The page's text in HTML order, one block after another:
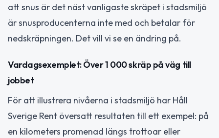
att snus är det näst vanligaste skräpet i stadsmiljö
är snusproducenterna inte med och betalar för
nedskräpningen. Det vill vi se en ändring på.
Vardagsexemplet: Över 1 000 skräp på väg till
jobbet
För att illustrera nivåerna i stadsmiljö har Håll
Sverige Rent översatt resultaten till ett exempel: på
en kilometers promenad längs trottoar eller